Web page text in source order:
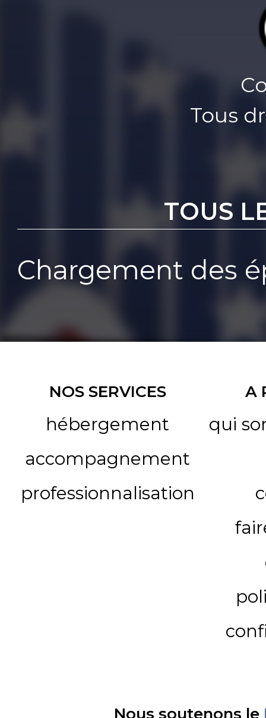
Tous
TOUS
Chargement des
NOS SERVICES
hébergement
accompagnement
professionnalisation
A
qui